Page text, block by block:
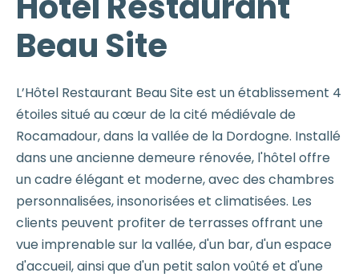
Beau Site
L’Hôtel Restaurant Beau Site est un établissement 4
étoiles situé au cœur de la cité médiévale de
Rocamadour, dans la vallée de la Dordogne. Installé
dans une ancienne demeure rénovée, l'hôtel offre
un cadre élégant et moderne, avec des chambres
personnalisées, insonorisées et climatisées. Les
clients peuvent profiter de terrasses offrant une
vue imprenable sur la vallée, d'un bar, d'un espace
d'accueil, ainsi que d'un petit salon voûté et d'une